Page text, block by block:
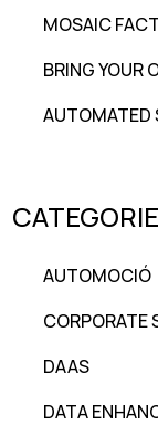
MOSAIC
BRING YOUR
AUTOMATED
AUTOMOCIÓ
CORPORATE
DAAS
DATA